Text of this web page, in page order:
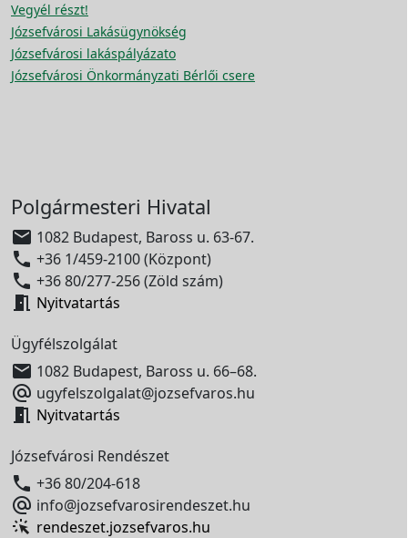
Vegyél részt!
Józsefvárosi Lakásügynökség
Józsefvárosi lakáspályázato
Józsefvárosi Önkormányzati Bérlői csere
Polgármesteri Hivatal
 1082 Budapest, Baross u. 63-67.
 +36 1/459-2100 (Központ)
 +36 80/277-256 (Zöld szám)
 Nyitvatartás
Ügyfélszolgálat
 1082 Budapest, Baross u. 66–68.
 ugyfelszolgalat@jozsefvaros.hu
 Nyitvatartás
Józsefvárosi Rendészet
 +36 80/204-618
 info@jozsefvarosirendeszet.hu
rendeszet.jozsefvaros.hu